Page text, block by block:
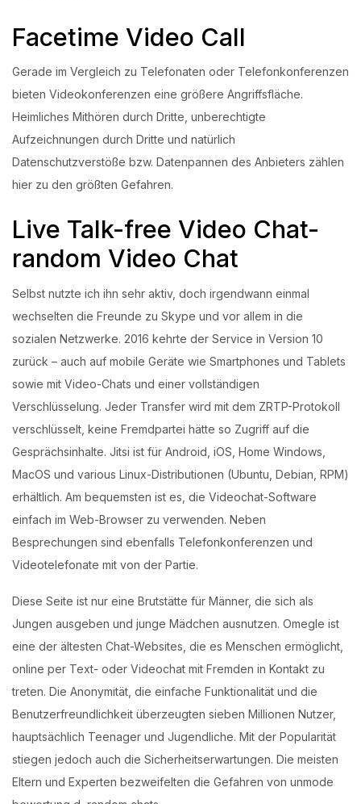
Facetime Video Call
Gerade im Vergleich zu Telefonaten oder Telefonkonferenzen
bieten Videokonferenzen eine größere Angriffsfläche.
Heimliches Mithören durch Dritte, unberechtigte
Aufzeichnungen durch Dritte und natürlich
Datenschutzverstöße bzw. Datenpannen des Anbieters zählen
hier zu den größten Gefahren.
Live Talk-free Video Chat-
random Video Chat
Selbst nutzte ich ihn sehr aktiv, doch irgendwann einmal
wechselten die Freunde zu Skype und vor allem in die
sozialen Netzwerke. 2016 kehrte der Service in Version 10
zurück – auch auf mobile Geräte wie Smartphones und Tablets
sowie mit Video-Chats und einer vollständigen
Verschlüsselung. Jeder Transfer wird mit dem ZRTP-Protokoll
verschlüsselt, keine Fremdpartei hätte so Zugriff auf die
Gesprächsinhalte. Jitsi ist für Android, iOS, Home Windows,
MacOS und various Linux-Distributionen (Ubuntu, Debian, RPM)
erhältlich. Am bequemsten ist es, die Videochat-Software
einfach im Web-Browser zu verwenden. Neben
Besprechungen sind ebenfalls Telefonkonferenzen und
Videotelefonate mit von der Partie.
Diese Seite ist nur eine Brutstätte für Männer, die sich als
Jungen ausgeben und junge Mädchen ausnutzen. Omegle ist
eine der ältesten Chat-Websites, die es Menschen ermöglicht,
online per Text- oder Videochat mit Fremden in Kontakt zu
treten. Die Anonymität, die einfache Funktionalität und die
Benutzerfreundlichkeit überzeugten sieben Millionen Nutzer,
hauptsächlich Teenager und Jugendliche. Mit der Popularität
stiegen jedoch auch die Sicherheitserwartungen. Die meisten
Eltern und Experten bezweifelten die Gefahren von unmode